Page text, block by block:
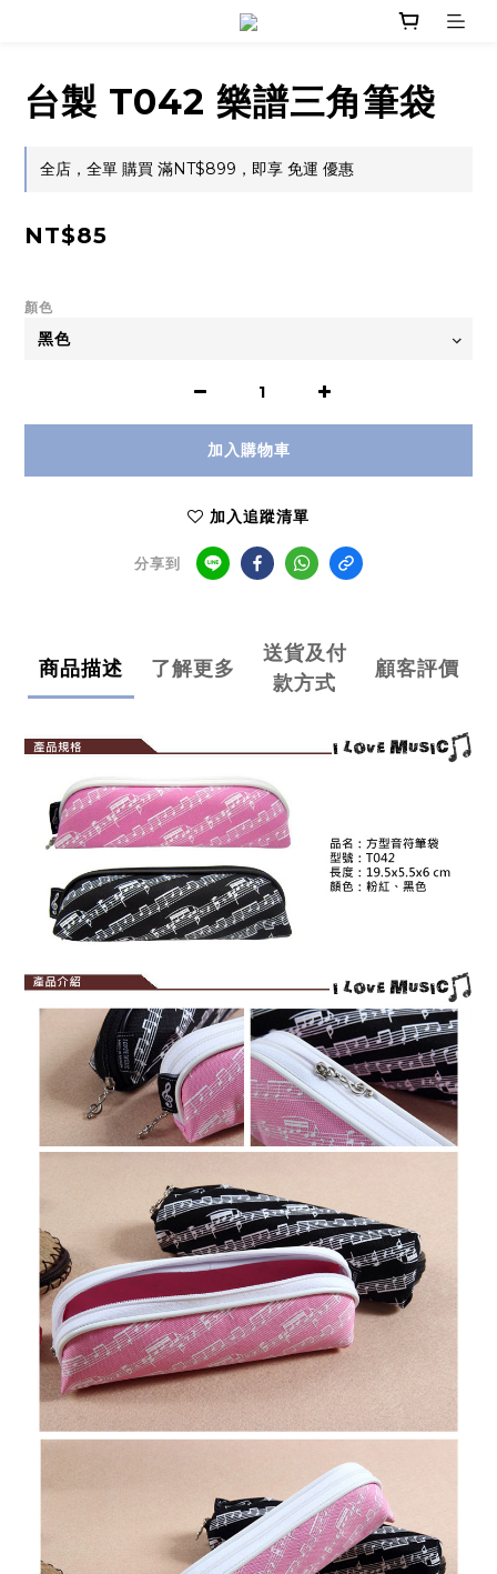
台製 T042 樂譜三角筆袋
全店，全單 購買 滿NT$899，即享 免運 優惠
NT$85
顏色
加入購物車
加入追蹤清單
分享到
商品描述 了解更多
送貨及付
款方式
顧客評價